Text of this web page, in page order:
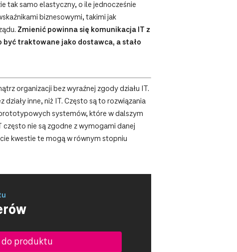
tak samo elastyczny, o ile jednocześnie
biznesowymi, takimi jak
Zmienić powinna się komunikacja IT z
być traktowane jako dostawca, a stało
organizacji bez wyraźnej zgody działu IT.
inne, niż IT. Często są to rozwiązania
systemów, które w dalszym
nie są zgodne z wymogami danej
kwestie te mogą w równym stopniu
do produktu